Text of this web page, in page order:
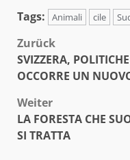
Tags: Animali cile
Zurück
SVIZZERA,
OCCORRE UN
Weiter
LA FORESTA CHE
SI TRATTA